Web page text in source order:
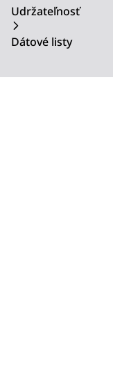
Udržateľnosť
Dátové listy